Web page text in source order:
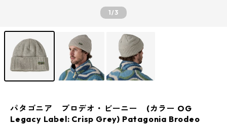
1/3
パタゴニア ブロデオ・ビーニー (カラー OG
Legacy Label: Crisp Grey) Patagonia Brodeo